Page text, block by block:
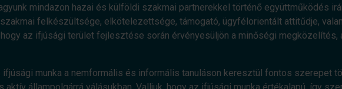
mindazon hazai és külföldi szakmai partnerekkel történő együttműködés
szakmai felkészültsége, elkötelezettsége, támogató, ügyfélorientált attitűdje,
az ifjúsági terület fejlesztése során érvényesüljön a minőségi megközelítés,
ifjúsági munka a nemformális és informális tanuláson keresztül fontos szerepet